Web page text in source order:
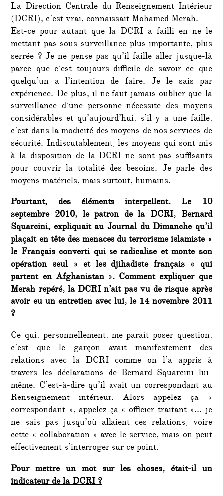
La Direction Centrale du Renseignement Intérieur
(DCRI), c’est vrai, connaissait Mohamed Merah.
Est-ce pour autant que la DCRI a failli en ne le
mettant pas sous surveillance plus importante, plus
serrée ? Je ne pense pas qu’il faille aller jusque-là
parce que c’est toujours difficile de savoir ce que
quelqu’un a l’intention de faire. Je le sais par
expérience. De plus, il ne faut jamais oublier que la
surveillance d’une personne nécessite des moyens
considérables et qu’aujourd’hui, s’il y a une faille,
c’est dans la modicité des moyens de nos services de
sécurité. Indiscutablement, les moyens qui sont mis
à la disposition de la DCRI ne sont pas suffisants
pour couvrir la totalité des besoins. Je parle des
moyens matériels, mais surtout, humains.
Pourtant, des éléments interpellent. Le 10
septembre 2010, le patron de la DCRI, Bernard
Squarcini, expliquait au Journal du Dimanche qu’il
plaçait en tête des menaces du terrorisme islamiste «
le Français converti qui se radicalise et monte son
opération seul » et les djihadiste français « qui
partent en Afghanistan ». Comment expliquer que
Merah repéré, la DCRI n’ait pas vu de risque après
avoir eu un entretien avec lui, le 14 novembre 2011
?
Ce qui, personnellement, me paraît poser question,
c’est que le garçon avait manifestement des
relations avec la DCRI comme on l’a appris à
travers les déclarations de Bernard Squarcini lui-
même. C’est-à-dire qu’il avait un correspondant au
Renseignement intérieur. Alors appelez ça «
correspondant », appelez ça « officier traitant »… je
ne sais pas jusqu’où allaient ces relations, voire
cette « collaboration » avec le service, mais on peut
effectivement s’interroger sur ce point.
Pour mettre un mot sur les choses, était-il un
indicateur de la DCRI ?